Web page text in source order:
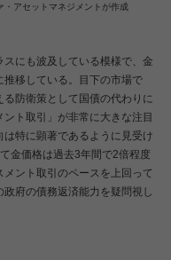
アセットマネジメントが作成
にも波及している模様で、金
移している。目下の市場で
防衛策として国債の代わりに
ト取引」が非常に大きな注目
特に顕著であるように見受け
金価格は過去3年間で2倍程度
メント取引のペースを上回って
府の債務返済能力を疑問視し